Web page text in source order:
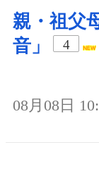
親・祖父
音」
4
08月08日